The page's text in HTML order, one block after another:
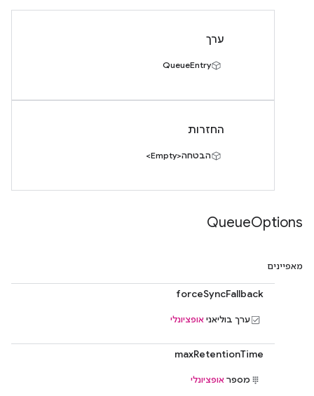
ערך
QueueEntry
החזרות
הבטחה<Empty>
QueueOptions
מאפיינים
forceSyncFallback
ערך בוליאני אופציונלי
maxRetentionTime
מספר אופציונלי